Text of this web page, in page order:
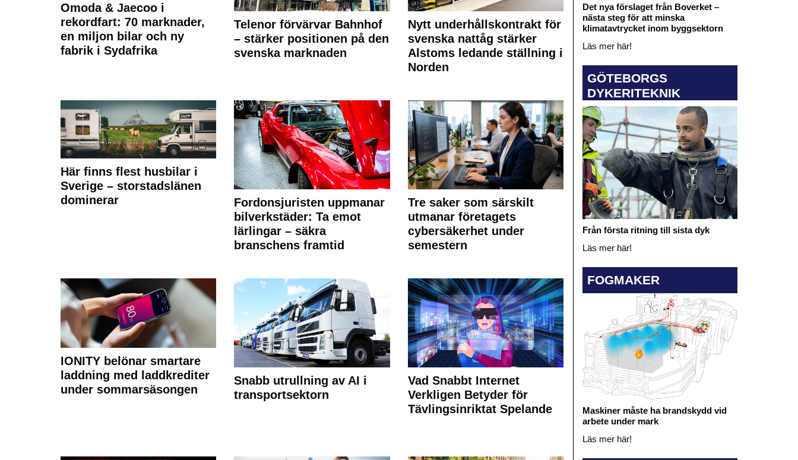
Omoda & Jaecoo i
rekordfart: 70 marknader,
en miljon bilar och ny
fabrik i Sydafrika
Telenor förvärvar Bahnhof
– stärker positionen på den
svenska marknaden
Nytt underhållskontrakt för
svenska nattåg stärker
Alstoms ledande ställning i
Norden
Här finns flest husbilar i
Sverige – storstadslänen
dominerar
Fordonsjuristen uppmanar
bilverkstäder: Ta emot
lärlingar – säkra
branschens framtid
Tre saker som särskilt
utmanar företagets
cybersäkerhet under
semestern
IONITY belönar smartare
laddning med laddkrediter
under sommarsäsongen
Snabb utrullning av AI i
transportsektorn
Vad Snabbt Internet
Verkligen Betyder för
Tävlingsinriktat Spelande
Det nya förslaget från Boverket –
nästa steg för att minska
klimatavtrycket inom byggsektorn
Läs mer här!
GÖTEBORGS
DYKERITEKNIK
Från första ritning till sista dyk
Läs mer här!
FOGMAKER
Maskiner måste ha brandskydd vid
arbete under mark
Läs mer här!